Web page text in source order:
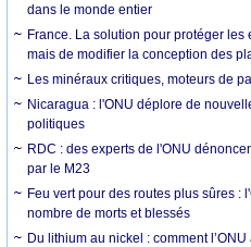
dans le monde entier
France. La solution pour protéger les
mais de modifier la conception des
Les minéraux critiques, moteurs de
Nicaragua : l'ONU déplore de
politiques
RDC : des experts de l'ONU
par le M23
Feu vert pour des routes plus sûres :
nombre de morts et blessés
Du lithium au nickel : comment